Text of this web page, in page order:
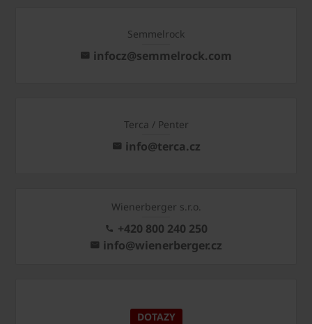
Semmelrock
infocz@semmelrock.com
Terca / Penter
info@terca.cz
Wienerberger s.r.o.
+420 800 240 250
info@wienerberger.cz
DOTAZY